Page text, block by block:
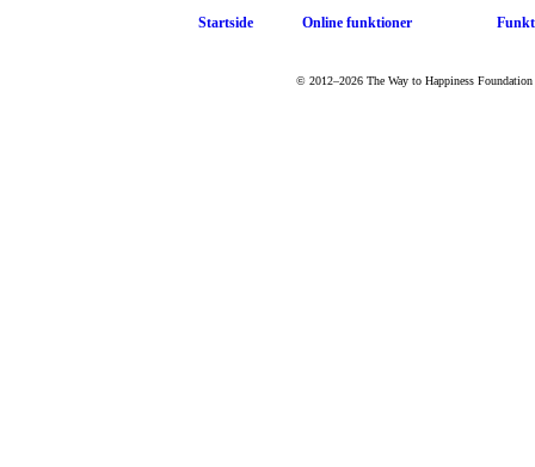
Startside Online funktioner
© 2012–2026 The Way to Happiness